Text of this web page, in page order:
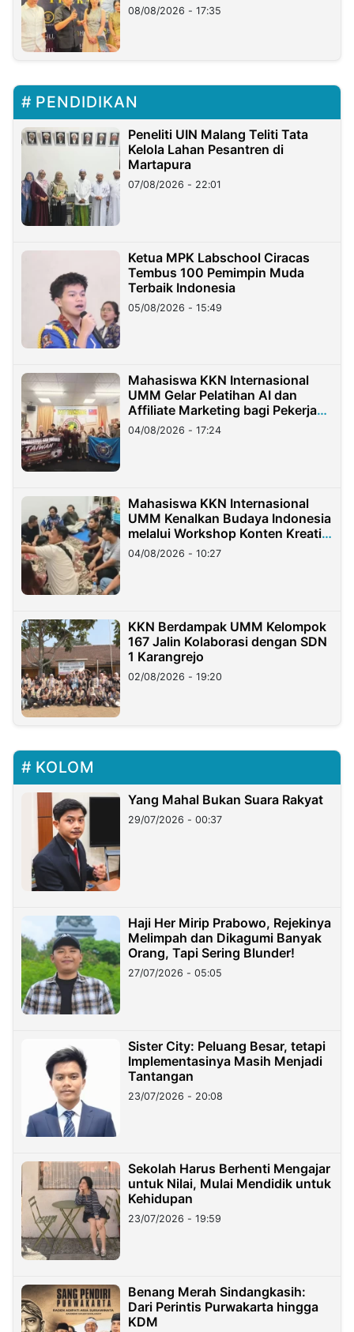
08/08/2026 - 17:35
PENDIDIKAN
Peneliti UIN Malang Teliti Tata
Kelola Lahan Pesantren di
Martapura
07/08/2026 - 22:01
Ketua MPK Labschool Ciracas
Tembus 100 Pemimpin Muda
Terbaik Indonesia
05/08/2026 - 15:49
Mahasiswa KKN Internasional
UMM Gelar Pelatihan AI dan
Affiliate Marketing bagi Pekerja
Migran Indonesia di Taiwan
04/08/2026 - 17:24
Mahasiswa KKN Internasional
UMM Kenalkan Budaya Indonesia
melalui Workshop Konten Kreatif
di Taiwan
04/08/2026 - 10:27
KKN Berdampak UMM Kelompok
167 Jalin Kolaborasi dengan SDN
1 Karangrejo
02/08/2026 - 19:20
KOLOM
Yang Mahal Bukan Suara Rakyat
29/07/2026 - 00:37
Haji Her Mirip Prabowo, Rejekinya
Melimpah dan Dikagumi Banyak
Orang, Tapi Sering Blunder!
27/07/2026 - 05:05
Sister City: Peluang Besar, tetapi
Implementasinya Masih Menjadi
Tantangan
23/07/2026 - 20:08
Sekolah Harus Berhenti Mengajar
untuk Nilai, Mulai Mendidik untuk
Kehidupan
23/07/2026 - 19:59
Benang Merah Sindangkasih:
Dari Perintis Purwakarta hingga
KDM